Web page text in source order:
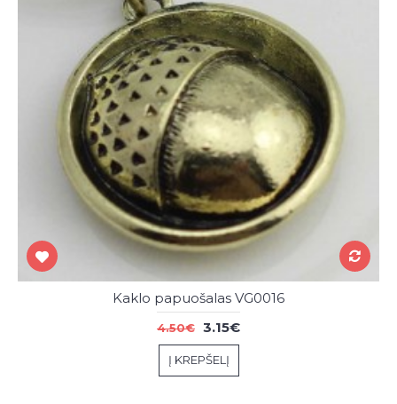
Kaklo papuošalas VG0016
4.50€ 3.15€
Į KREPŠELĮ